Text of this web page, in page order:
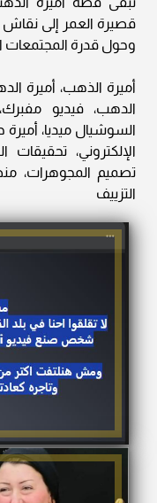
قصيرة العمر إلى نقاش
وحول قدرة المجتمعات
أميرة الذهب، أميرة
الدهب، فيديو
السوشيال ميديا، أميرة
الإلكتروني، تحقيقات
تصميم المجوهرات،
التزييف